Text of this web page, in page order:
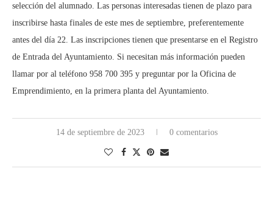
selección del alumnado. Las personas interesadas tienen de plazo para
inscribirse hasta finales de este mes de septiembre, preferentemente
antes del día 22. Las inscripciones tienen que presentarse en el Registro
de Entrada del Ayuntamiento. Si necesitan más información pueden
llamar por al teléfono 958 700 395 y preguntar por la Oficina de
Emprendimiento, en la primera planta del Ayuntamiento.
14 de septiembre de 2023 0 comentarios